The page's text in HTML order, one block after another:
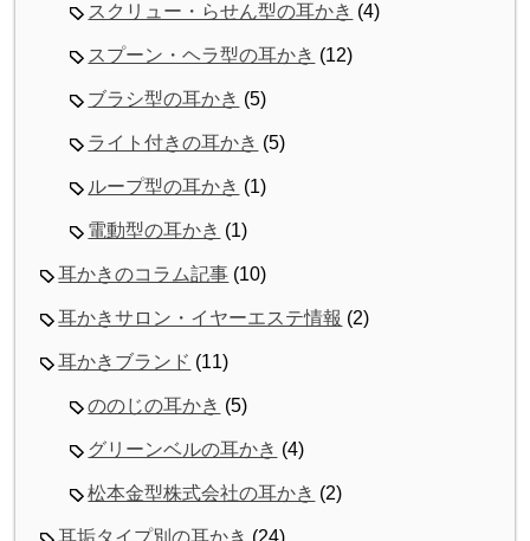
スクリュー・らせん型の耳かき (4)
スプーン・ヘラ型の耳かき (12)
ブラシ型の耳かき (5)
ライト付きの耳かき (5)
ループ型の耳かき (1)
電動型の耳かき (1)
耳かきのコラム記事 (10)
耳かきサロン・イヤーエステ情報 (2)
耳かきブランド (11)
ののじの耳かき (5)
グリーンベルの耳かき (4)
松本金型株式会社の耳かき (2)
耳垢タイプ別の耳かき (24)